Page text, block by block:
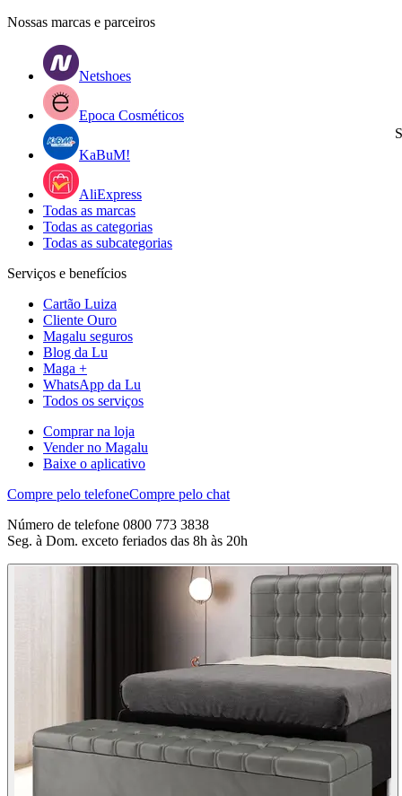
Nossas marcas e parceiros
Netshoes
Epoca Cosméticos
KaBuM!
AliExpress
Todas as marcas
Todas as categorias
Todas as subcategorias
Serviços e benefícios
Cartão Luiza
Cliente Ouro
Magalu seguros
Blog da Lu
Maga +
WhatsApp da Lu
Todos os serviços
Comprar na loja
Vender no Magalu
Baixe o aplicativo
Compre pelo telefoneCompre pelo chat
Número de telefone 0800 773 3838
Seg. à Dom. exceto feriados das 8h às 20h